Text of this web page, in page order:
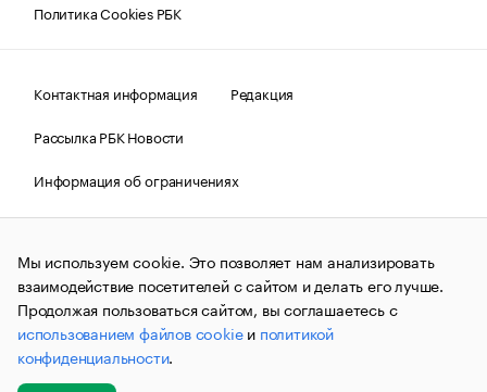
Политика Cookies РБК
Контактная информация
Редакция
Рассылка РБК Новости
Информация об ограничениях
Правовая информация
О соблюдении авторских прав
© АО «РОСБИЗНЕСКОНСАЛТИНГ»,1995–2026.Сообщения
и материалы информационного агентства «РБК»
(зарегистрировано Федеральной службой по надзору в сфере
связи, информационных технологий и массовых
коммуникаций (Роскомнадзор) 09.12.2015 за номером ИА
№ФС77-63848) сопровождаются пометкой «РБК». Отдельные
публикации могут содержать информацию,
не предназначенную для пользователей
Мы используем cookie. Это позволяет нам анализировать
взаимодействие посетителей с сайтом и делать его лучше.
Продолжая пользоваться сайтом, вы соглашаетесь с
использованием файлов cookieи политикой
конфиденциальности.